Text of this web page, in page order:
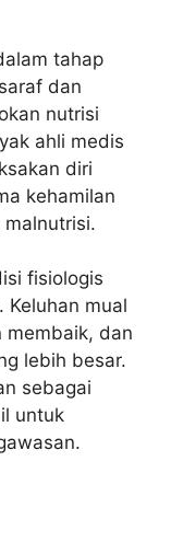
tahap
dan
nutrisi
ahli medis
diri
kehamilan
fisiologis
mual
membaik, dan
lebih besar.
sebagai
untuk